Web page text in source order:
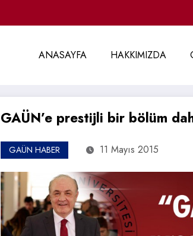
ANASAYFA HAKKIMIZDA
GAÜN’e prestijli bir bölüm
GAÜN HABER 11 Mayıs 2015